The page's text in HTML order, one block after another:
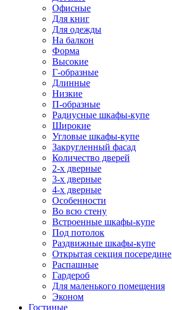
Офисные
Для книг
Для одежды
На балкон
Форма
Высокие
Г-образные
Длинные
Низкие
П-образные
Радиусные шкафы-купе
Широкие
Угловые шкафы-купе
Закругленный фасад
Количество дверей
2-х дверные
3-х дверные
4-х дверные
Особенности
Во всю стену
Встроенные шкафы-купе
Под потолок
Раздвижные шкафы-купе
Открытая секция посередине
Распашные
Гардероб
Для маленького помещения
Эконом
Гостиные